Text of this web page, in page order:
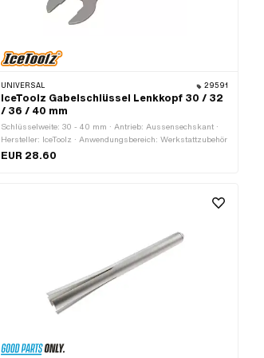
UNIVERSAL 29591
IceToolz Gabelschlüssel Lenkkopf 30 / 32
/ 36 / 40 mm
Schlüsselweite: 30 - 40 mm · Antrieb: Aussensechskant ·
Hersteller: IceToolz · Anwendungsbereich: Werkstattzubehör
EUR 28.60